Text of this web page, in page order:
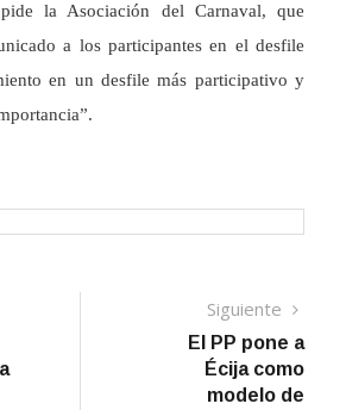
la Asociación del Carnaval, que
a los participantes en el desfile
en un desfile más participativo y
Siguiente
El PP pone a
Écija como
modelo de